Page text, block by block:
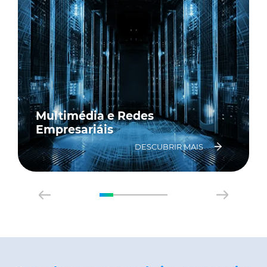
Multimédia e Redes
Empresariáis
DESCUBRIR MAIS